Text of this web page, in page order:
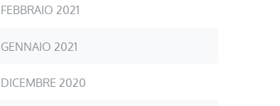
FEBBRAIO 2021
GENNAIO 2021
DICEMBRE 2020